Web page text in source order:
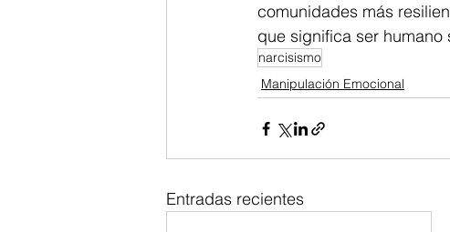
comunidades más
que significa ser
narcisismo
Manipulación Emocional
Entradas recientes